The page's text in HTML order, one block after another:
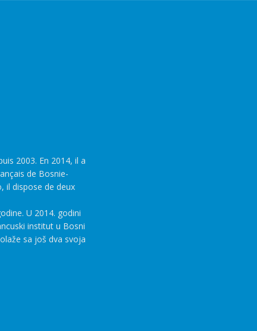
2003. En 2014, il a
de Bosnie-
il dispose de deux
U 2014. godini
institut u Bosni
sa još dva svoja